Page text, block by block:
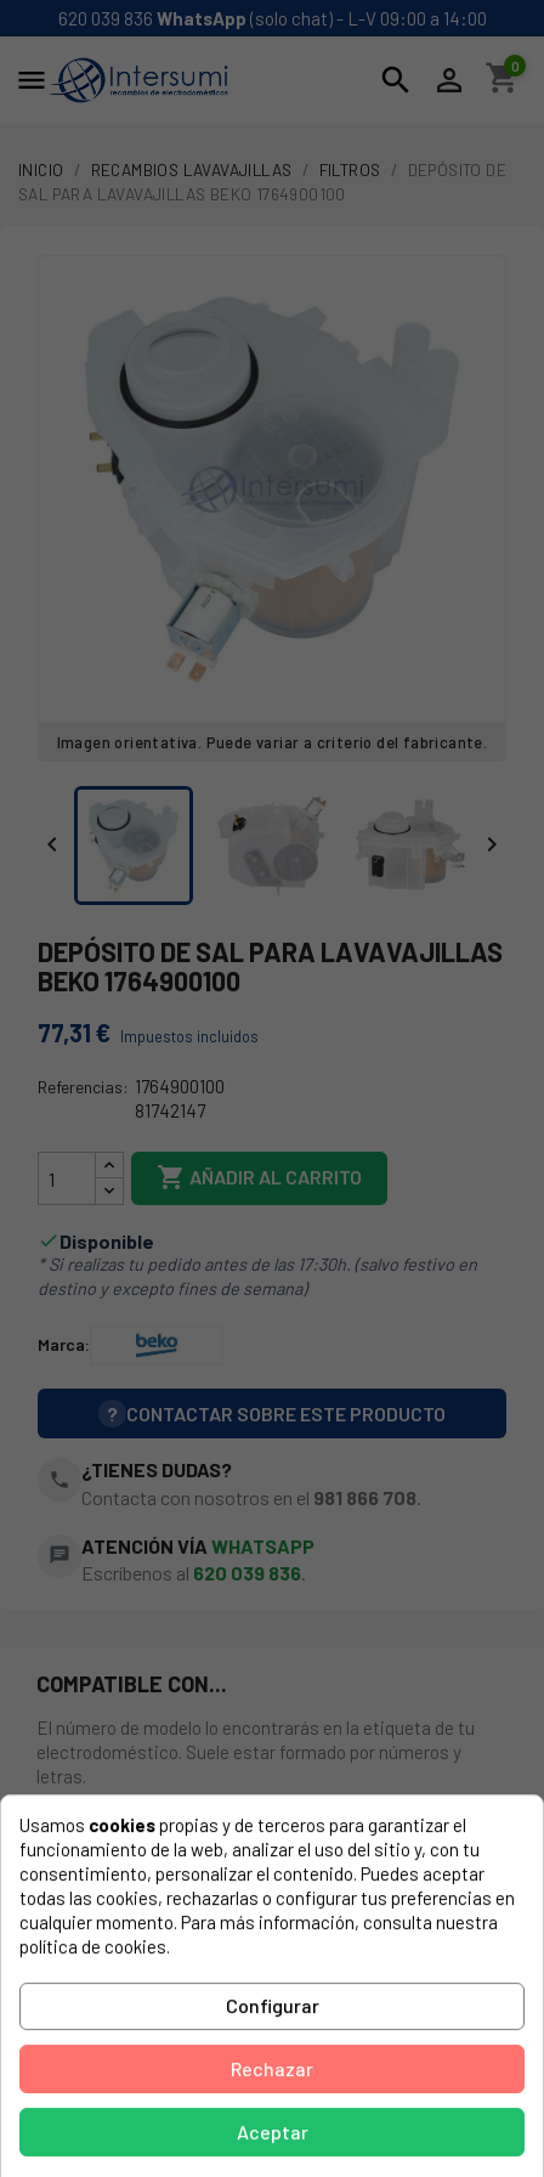
620 039 836 WhatsApp (solo chat) - L-V 09:00 a 14:00
 search  shopping_cart
0
INICIO RECAMBIOS LAVAVAJILLAS FILTROS
DEPÓSITO DE
SAL PARA LAVAVAJILLAS BEKO 1764900100
Imagen orientativa. Puede variar a criterio del fabricante.
 
DEPÓSITO DE SAL PARA LAVAVAJILLAS
BEKO 1764900100
77,31 € Impuestos incluidos
Referencias: 1764900100
81742147
 AÑADIR AL CARRITO
Disponible
* Si realizas tu pedido antes de las 17:30h. (salvo festivo en
destino y excepto fines de semana)
Marca:
? CONTACTAR SOBRE ESTE PRODUCTO
phone
¿TIENES DUDAS?
Contacta con nosotros en el 981 866 708
chat ATENCIÓN VÍA WHATSAPP
Escríbenos al 620 039 836.
COMPATIBLE CON...
El número de modelo lo encontrarás en la etiqueta de tu
electrodoméstico. Suele estar formado por números y
letras.
DEPÓSITO DE SAL PARA LAVAVAJILLAS BEKO, 1764900100
AHMA, 7629384142 GS 2300 AHMA SCANDINAVIA
AHMA, 7653284142 GS 5300 AHMA NORDIC EXP DW
(91852)
AHMA, GS 2300 AHMA SCANDINAVIA EXP.DW(91726)
AHMA, GS 5300 AHMA NORDIC EXP DW (91852)
ALTUS, 7600613277 AL 412 N ALTUS
Usamos cookiespropias y de terceros para garantizar el
funcionamiento de la web, analizar el uso del sitio y, con tu
consentimiento, personalizar el contenido. Puedes aceptar
todas las cookies, rechazarlas o configurar tus preferencias en
cualquier momento. Para más información, consulta nuestra
política de cookies.
Configurar
Rechazar
Aceptar